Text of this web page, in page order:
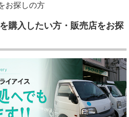
お探しの方
購入したい方・販売店をお探